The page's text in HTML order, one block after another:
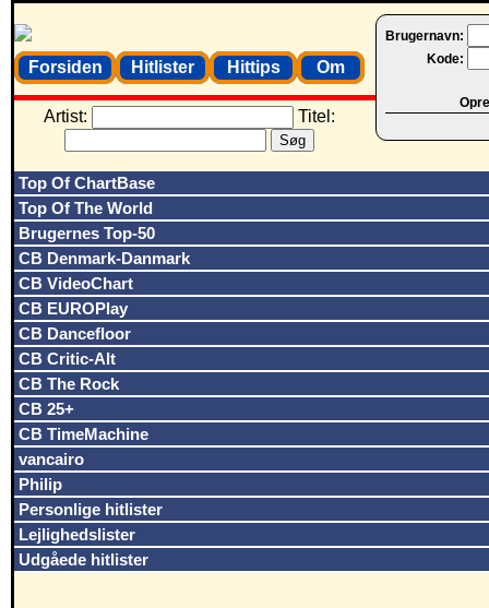
Brugernavn:
Kode:
Forsiden Hitlister Hittips Om
Artist: Titel:
Top Of ChartBase
Top Of The World
Brugernes Top-50
CB Denmark-Danmark
CB VideoChart
CB EUROPlay
CB Dancefloor
CB Critic-Alt
CB The Rock
CB 25+
CB TimeMachine
vancairo
Philip
Personlige hitlister
Lejlighedslister
Udgåede hitlister